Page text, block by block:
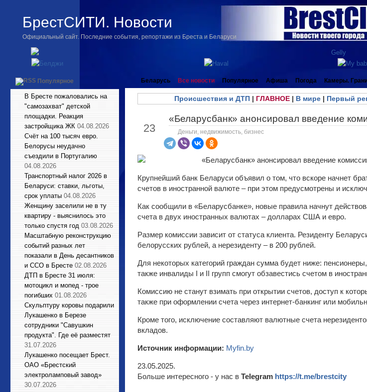
БрестСИТИ. Новости
Официальный сайт. Последние события, репортажи из Бреста и Беларуси
Популярное
В Бресте пожаловались на
"самозахват" детской
площадки. Реакция
застройщика ЖК 04.08.2026
Счёт на 100 тысяч евро.
Белорусы неудачно
съездили в Португалию
04.08.2026
Транспортный налог 2026 в
Беларуси: ставки, льготы,
срок уплаты 04.08.2026
Женщину заселили не в ту
квартиру - выяснилось это
только спустя год 03.08.2026
Масштабную реконструкцию
событий разных лет
показали в День десантников
и ССО в Бресте 02.08.2026
ДТП в Бресте 31 июля:
мотоцикл и мопед - трое
погибших 01.08.2026
Cкульптуру коровы подарили
Лукашенко в Березе
сотрудники "Савушкин
продукта". Где её разместят
31.07.2026
Лукашенко посещает Брест.
ОАО «Брестский
электроламповый завод»
30.07.2026
Беларусь Все новости Популярное Афиша Погода Камеры.
Происшествия и ДТП| ГЛАВНОЕ| В мире| Первый
23
«Беларусбанк» анонсировал введение
Деньги, недвижимость, бизнес
Крупнейший банк Беларуси объявил о том, что вскоре начнет
счетов в иностранной валюте – при этом предусмотрены и
Как сообщили в «Беларусбанке», новые правила начнут
счета в двух иностранных валютах – долларах США и евро.
Размер комиссии зависит от статуса клиента. Резиденту
белорусских рублей, а нерезиденту – в 200 рублей.
Для некоторых категорий граждан сумма будет ниже:
также инвалиды I и II групп смогут обзавестись счетом в
Комиссию не станут взимать при открытии счетов, доступ к
также при оформлении счета через интернет-банкинг или
Кроме того, исключение составляют валютные счета
вкладов.
Источник информации: Myfin.by
23.05.2025.
Больше интересного - у нас в Telegram https://t.me/brestcity